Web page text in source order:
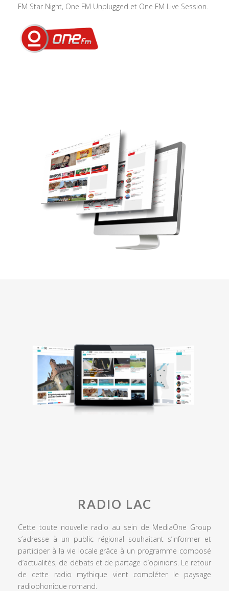
FM Star Night, One FM Unplugged et One FM Live Session.
RADIO LAC
Cette toute nouvelle radio au sein de MediaOne Group
s’adresse à un public régional souhaitant s’informer et
participer à la vie locale grâce à un programme composé
d’actualités, de débats et de partage d’opinions. Le retour
de cette radio mythique vient compléter le paysage
radiophonique romand.